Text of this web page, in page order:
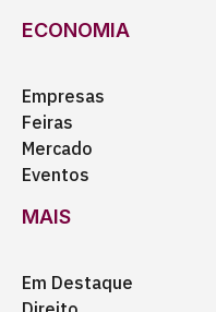
ECONOMIA
Empresas
Feiras
Mercado
Eventos
MAIS
Em Destaque